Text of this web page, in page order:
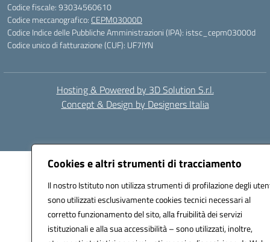
Cookies e altri strumenti di tracciamento
Il nostro Istituto non utilizza strumenti di profilazione degli
sono utilizzati esclusivamente cookies tecnici necessari al
corretto funzionamento del sito, alla fruibilità dei servizi
istituzionali e alla sua accessibilità – sono utilizzati, inoltre,
Codice fiscale: 93034560610
Codice meccanografico: CEPM03000D
Codice Indice delle Pubbliche Amministrazioni (IPA): istsc_cepm03000d
Codice unico di fatturazione (CUF): UF7IYN
Hosting & Powered by 3D Solution S.r.l.
Concept & Design by Designers Italia